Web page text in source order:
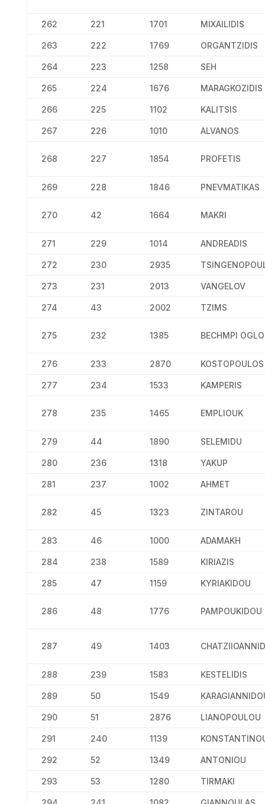
262 221 1701 MIXAILIDIS
263 222 1769 ORGANTZIDIS
264 223 1258 SEH
265 224 1676 MARAGKOZIDIS
266 225 1102 KALITSIS
267 226 1010 ALVANOS
268 227 1854 PROFETIS
269 228 1846 PNEVMATIKAS
270 42 1664 MAKRI
271 229 1014 ANDREADIS
272 230 2935
273 231 2013 VANGELOV
274 43 2002 TZIMS
275 232 1385 BECHMPI
276 233 2870 KOSTOPOULOS
277 234 1533 KAMPERIS
278 235 1465 EMPLIOUK
279 44 1890 SELEMIDU
280 236 1318 YAKUP
281 237 1002 AHMET
282 45 1323 ZINTAROU
283 46 1000 ADAMAKH
284 238 1589 KIRIAZIS
285 47 1159 KYRIAKIDOU
286 48 1776 PAMPOUKIDOU
287 49 1403
288 239 1583 KESTELIDIS
289 50 1549
290 51 2876 LIANOPOULOU
291 240 1139
292 52 1349 ANTONIOU
293 53 1280 TIRMAKI